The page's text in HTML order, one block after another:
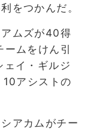
をつかんだ。
ムズが40得
ムをけん引
ェイ・ギルジ
10アシストの
アカムがチー